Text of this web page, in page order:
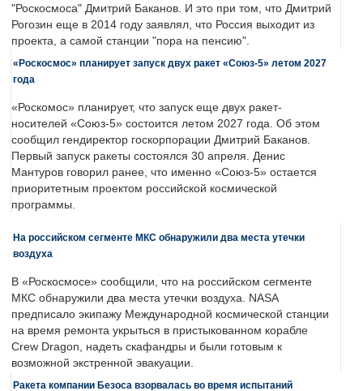
"Роскосмоса" Дмитрий Баканов. И это при том, что Дмитрий
Рогозин еще в 2014 году заявлял, что Россия выходит из
проекта, а самой станции "пора на пенсию".
«Роскосмос» планирует запуск двух ракет «Союз-5» летом 2027
года
«Роскомос» планирует, что запуск еще двух ракет-
носителей «Союз-5» состоится летом 2027 года. Об этом
сообщил гендиректор госкорпорации Дмитрий Баканов.
Первый запуск ракеты состоялся 30 апреля. Денис
Мантуров говорил ранее, что именно «Союз-5» остается
приоритетным проектом российской космической
программы.
На российском сегменте МКС обнаружили два места утечки
воздуха
В «Роскосмосе» сообщили, что на российском сегменте
МКС обнаружили два места утечки воздуха. NASA
предписало экипажу Международной космической станции
на время ремонта укрыться в пристыкованном корабле
Crew Dragon, надеть скафандры и были готовым к
возможной экстренной эвакуации.
Ракета компании Безоса взорвалась во время испытаний